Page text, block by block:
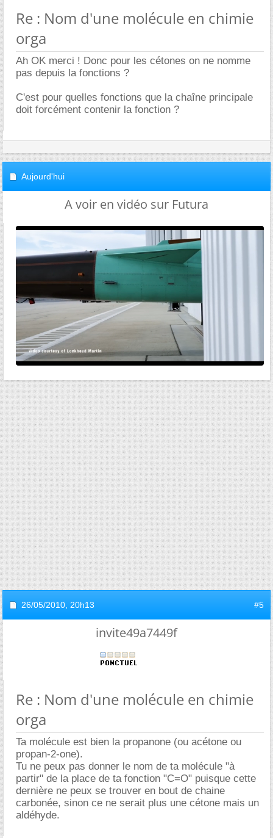
Re : Nom d'une molécule en chimie
orga
Ah OK merci ! Donc pour les cétones on ne nomme
pas depuis la fonctions ?
C'est pour quelles fonctions que la chaîne principale
doit forcément contenir la fonction ?
Aujourd'hui
A voir en vidéo sur Futura
26/05/2010, 20h13 #5
invite49a7449f
Re : Nom d'une molécule en chimie
orga
Ta molécule est bien la propanone (ou acétone ou
propan-2-one).
Tu ne peux pas donner le nom de ta molécule "à
partir" de la place de ta fonction "C=O" puisque cette
dernière ne peux se trouver en bout de chaine
carbonée, sinon ce ne serait plus une cétone mais un
aldéhyde.